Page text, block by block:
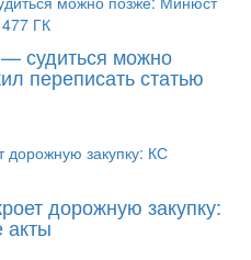
судиться можно
переписать статью
дорожную закупку:
акты